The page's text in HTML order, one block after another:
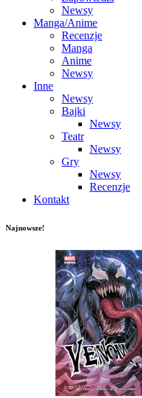
Newsy
Manga/Anime
Recenzje
Manga
Anime
Newsy
Inne
Newsy
Bajki
Newsy
Teatr
Newsy
Gry
Newsy
Recenzje
Kontakt
Najnowsze!